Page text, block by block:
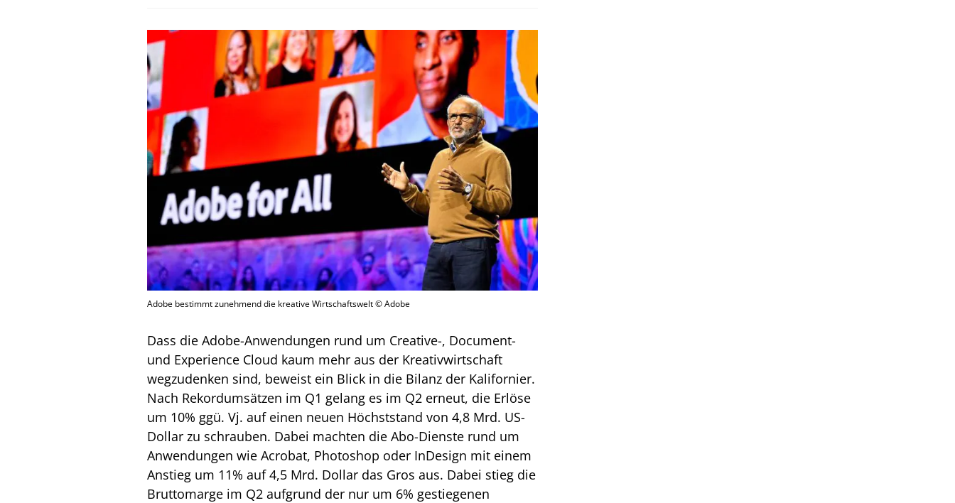
Adobe bestimmt zunehmend die kreative Wirtschaftswelt © Adobe
Dass die Adobe-Anwendungen rund um Creative-, Document-
und Experience Cloud kaum mehr aus der Kreativwirtschaft
wegzudenken sind, beweist ein Blick in die Bilanz der Kalifornier.
Nach Rekordumsätzen im Q1 gelang es im Q2 erneut, die Erlöse
um 10% ggü. Vj. auf einen neuen Höchststand von 4,8 Mrd. US-
Dollar zu schrauben. Dabei machten die Abo-Dienste rund um
Anwendungen wie Acrobat, Photoshop oder InDesign mit einem
Anstieg um 11% auf 4,5 Mrd. Dollar das Gros aus. Dabei stieg die
Bruttomarge im Q2 aufgrund der nur um 6% gestiegenen